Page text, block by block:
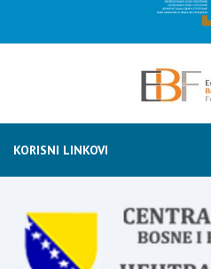
KORISNI LINKOVI